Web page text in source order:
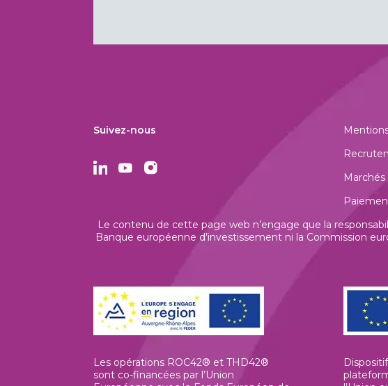
Suivez-nous
Le contenu de cette page web n’engage que la
Banque européenne d’investissement ni la Commission
Les opérations ROC42® et THD42®
sont co-financées par l’Union